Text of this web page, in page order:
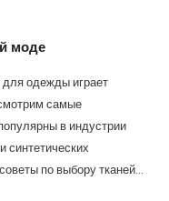
моде
одежды играет
самые
в индустрии
синтетических
по выбору тканей